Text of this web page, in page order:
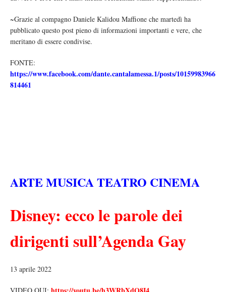
~Grazie al compagno Daniele Kalidou Maffione che martedì ha
pubblicato questo post pieno di informazioni importanti e vere, che
meritano di essere condivise.
FONTE:
https://www.facebook.com/dante.cantalamessa.1/posts/10159983966
814461
ARTE MUSICA TEATRO CINEMA
Disney: ecco le parole dei
dirigenti sull’Agenda Gay
13 aprile 2022